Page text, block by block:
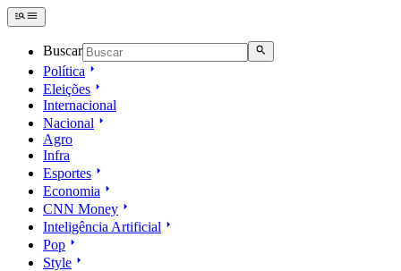
Buscar
Política
Eleições
Internacional
Nacional
Agro
Infra
Esportes
Economia
CNN Money
Inteligência Artificial
Pop
Style